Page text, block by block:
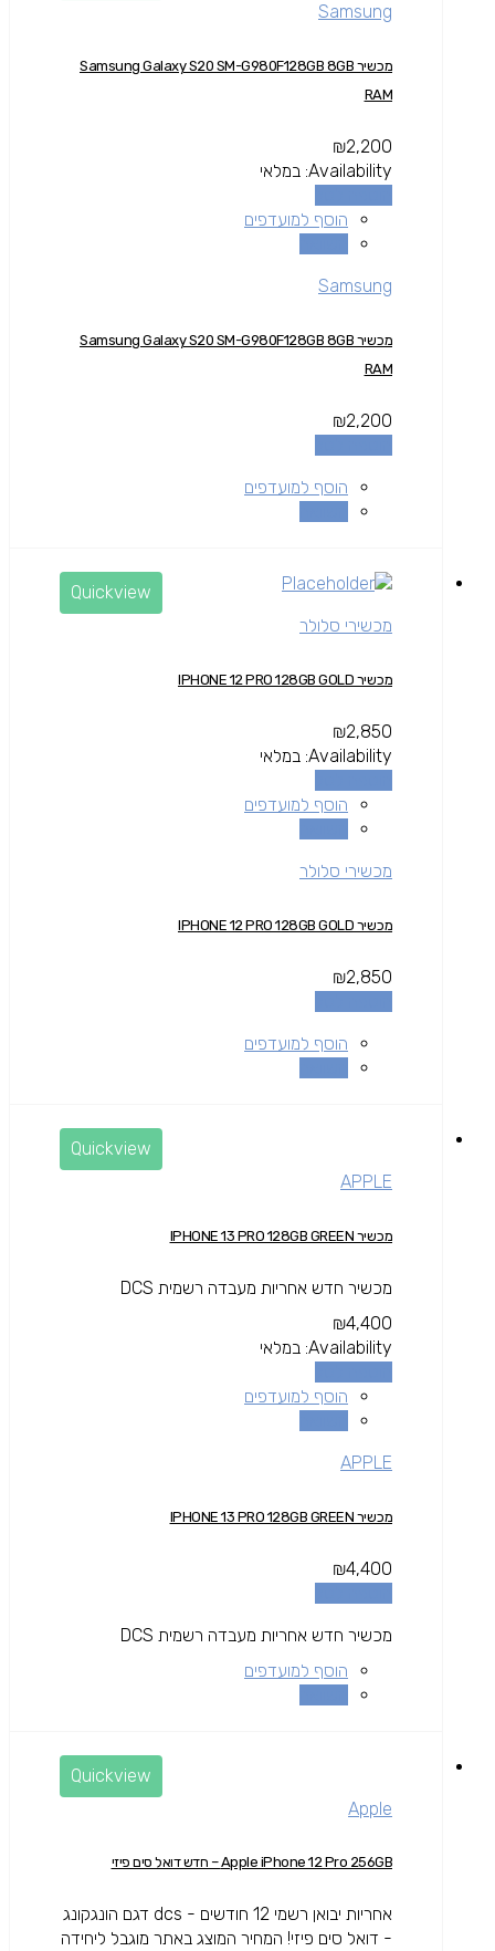
Samsung
מכשיר Samsung Galaxy S20 SM-G980F128GB 8GB
RAM
₪2,200
Availability: במלאי
הוסף למועדפים
Samsung
מכשיר Samsung Galaxy S20 SM-G980F128GB 8GB
RAM
₪2,200
הוסף למועדפים
Quickview
מכשירי סלולר
מכשיר IPHONE 12 PRO 128GB GOLD
₪2,850
Availability: במלאי
הוסף למועדפים
מכשירי סלולר
מכשיר IPHONE 12 PRO 128GB GOLD
₪2,850
הוסף למועדפים
Quickview
APPLE
מכשיר IPHONE 13 PRO 128GB GREEN
מכשיר חדש אחריות מעבדה רשמית DCS
₪4,400
Availability: במלאי
הוסף למועדפים
APPLE
מכשיר IPHONE 13 PRO 128GB GREEN
₪4,400
מכשיר חדש אחריות מעבדה רשמית DCS
הוסף למועדפים
Quickview
Apple
Apple iPhone 12 Pro 256GB – חדש דואל סים פיזי
אחריות יבואן רשמי 12 חודשים - dcs דגם הונגקונג
- דואל סים פיזי! המחיר המוצג באתר מוגבל ליחידה